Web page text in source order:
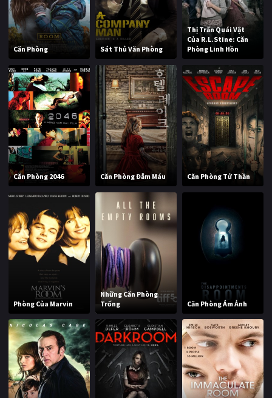
Căn Phòng Sát Thủ Văn Phòng
Thị Trấn Quái Vật
Của R.L.Stine: Căn
Phòng Linh Hồn
Căn Phòng 2046 Căn Phòng Đẫm Máu Căn Phòng Tử Thần
Phòng Của Marvin
Những Căn Phòng
Trống
Căn Phòng Ám Ảnh